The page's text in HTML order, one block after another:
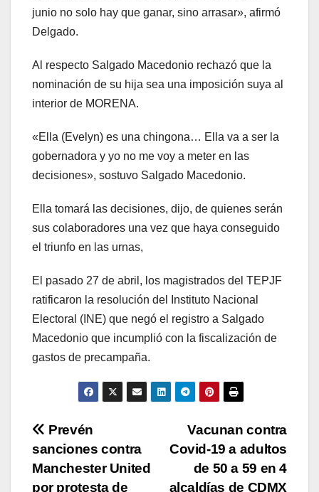
junio no solo hay que ganar, sino arrasar», afirmó
Delgado.
Al respecto Salgado Macedonio rechazó que la
nominación de su hija sea una imposición suya al
interior de MORENA.
«Ella (Evelyn) es una chingona… Ella va a ser la
gobernadora y yo no me voy a meter en las
decisiones», sostuvo Salgado Macedonio.
Ella tomará las decisiones, dijo, de quienes serán
sus colaboradores una vez que haya conseguido
el triunfo en las urnas,
El pasado 27 de abril, los magistrados del TEPJF
ratificaron la resolución del Instituto Nacional
Electoral (INE) que negó el registro a Salgado
Macedonio que incumplió con la fiscalización de
gastos de precampaña.
Navegación
de
Vacunan contra
Covid-19 a adultos
de 50 a 59 en 4
alcaldías de CDMX
Prevén
sanciones contra
Manchester United
por protesta de